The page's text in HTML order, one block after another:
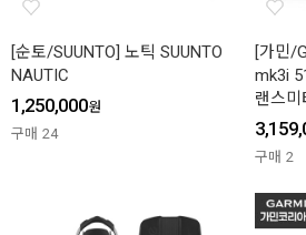
[순토/SUUNTO] 노틱 SUUNTO
NAUTIC
1,250,000원
구매 24
[가민/
mk3i
랜스미
구매 2